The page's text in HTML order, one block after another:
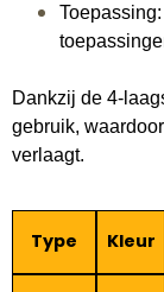
Dankzij de 4-
gebruik,
verlaagt.
Type Kleur